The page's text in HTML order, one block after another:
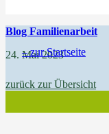
Blog Familienarbeit
24. Mai 2023
zurück zur Übersicht